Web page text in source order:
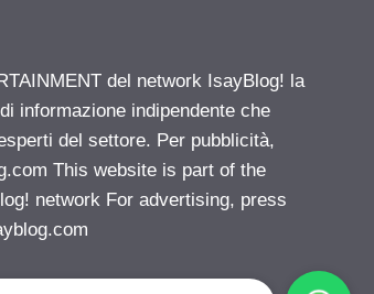
del network IsayBlog! la
informazione indipendente che
del settore. Per pubblicità,
This website is part of the
network For advertising, press